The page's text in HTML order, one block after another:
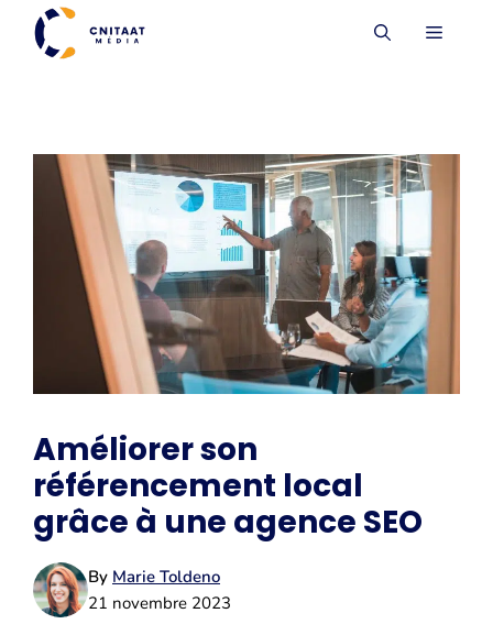
Aller
contenu
MENU
Améliorer son
référencement local
grâce à une agence SEO
By Marie Toldeno
21 novembre 2023